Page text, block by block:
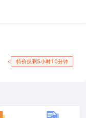
特价仅剩5小时10分钟